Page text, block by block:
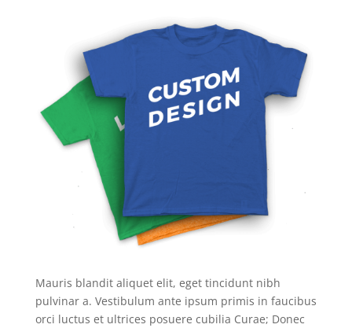
Mauris blandit aliquet elit, eget tincidunt nibh
pulvinar a. Vestibulum ante ipsum primis in faucibus
orci luctus et ultrices posuere cubilia Curae; Donec